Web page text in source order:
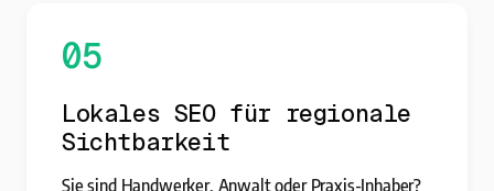
05
Lokales SEO für regionale
Sichtbarkeit
Sie sind Handwerker, Anwalt oder Praxis-Inhaber?